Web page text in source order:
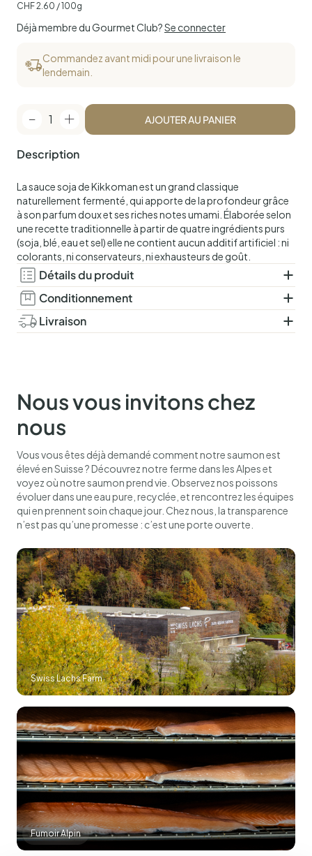
CHF2.60 / 100g
Déjà membre du Gourmet Club?Se connecter
Commandez avant midi pour une livraison le
lendemain.
1 AJOUTER AU PANIER
Description
La sauce soja de Kikkoman est un grand classique
naturellement fermenté, qui apporte de la profondeur grâce
à son parfum doux et ses riches notes umami. Élaborée selon
une recette traditionnelle à partir de quatre ingrédients purs
(soja, blé, eau et sel) elle ne contient aucun additif artificiel : ni
colorants, ni conservateurs, ni exhausteurs de goût.
Détails du produit
Ingrédients :
Eau, soja, blé, sel de cuisine. Pasteurisé.
Allergènes :
Conditionnement
Flacon en verre.
Livraison
être passée avant 12h00, hors samedis, dimanches et jours
fériés.
Nous vous invitons chez
nous
Vous vous êtes déjà demandé comment notre saumon est
élevé en Suisse ? Découvrez notre ferme dans les Alpes et
voyez où notre saumon prend vie. Observez nos poissons
évoluer dans une eau pure, recyclée, et rencontrez les équipes
qui en prennent soin chaque jour. Chez nous, la transparence
n’est pas qu’une promesse : c’est une porte ouverte.
Swiss Lachs Farm
Fumoir Alpin